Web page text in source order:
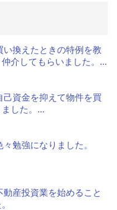
い換えたときの特例を教
介してもらいました。...
己資金を抑えて物件を買
した。...
々勉強になりました。
動産投資業を始めること